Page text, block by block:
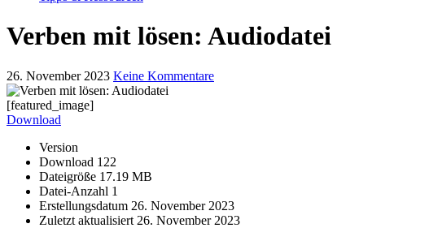
Verben mit lösen: Audiodatei
26. November 2023 Keine Kommentare
[featured_image]
Download
Version
Download 122
Dateigröße 17.19 MB
Datei-Anzahl 1
Erstellungsdatum 26. November 2023
Zuletzt aktualisiert 26. November 2023